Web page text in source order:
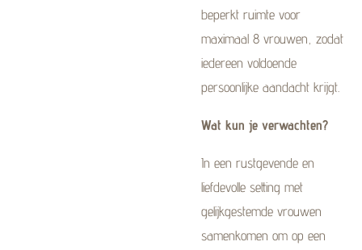
beperkt ruimte voor
maximaal 8 vrouwen, zodat
iedereen voldoende
persoonlijke aandacht krijgt.
Wat kun je verwachten?
In een rustgevende en
liefdevolle setting met
gelijkgestemde vrouwen
samenkomen om op een